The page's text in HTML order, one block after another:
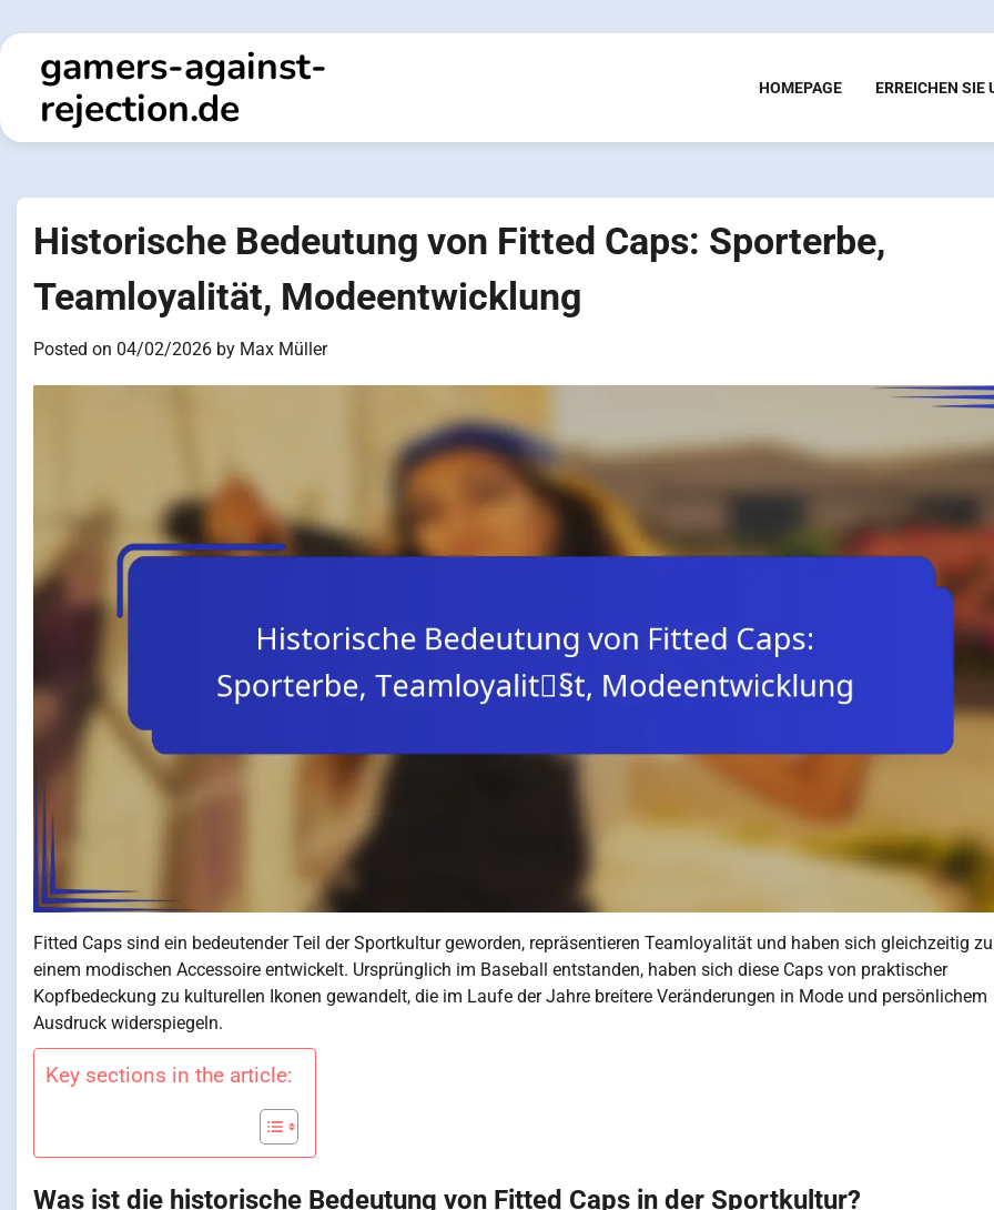
to
contentgamers-against-
rejection.de
HOMEPAGE ERREICHEN SIE
Historische Bedeutung von Fitted Caps: Sporterbe,
Teamloyalität, Modeentwicklung
Posted on 04/02/2026 by Max Müller
Fitted Caps sind ein bedeutender Teil der Sportkultur geworden, repräsentieren Teamloyalität und haben sich gleichzeitig zu
einem modischen Accessoire entwickelt. Ursprünglich im Baseball entstanden, haben sich diese Caps von praktischer
Kopfbedeckung zu kulturellen Ikonen gewandelt, die im Laufe der Jahre breitere Veränderungen in Mode und persönlichem
Ausdruck widerspiegeln.
Key sections in the article:
Was ist die historische Bedeutung von Fitted Caps in der Sportkultur?